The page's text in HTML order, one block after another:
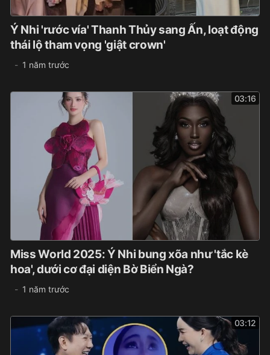
Ý Nhi 'rước vía' Thanh Thủy sang Ấn, loạt động
thái lộ tham vọng 'giật crown'
1 năm trước
03:16
Miss World 2025: Ý Nhi bung xõa như 'tắc kè
hoa', dưới cơ đại diện Bờ Biển Ngà?
1 năm trước
03:12